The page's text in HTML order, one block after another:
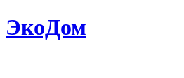
ЭкоДом